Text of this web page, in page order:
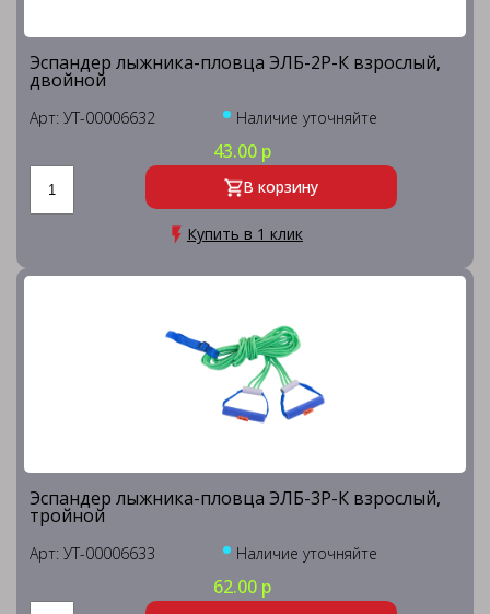
Эспандер лыжника-пловца ЭЛБ-2Р-К взрослый,
двойной
Арт: УТ-00006632 Наличие уточняйте
43.00 р
В корзину
Купить в 1 клик
Эспандер лыжника-пловца ЭЛБ-3Р-К взрослый,
тройной
Арт: УТ-00006633 Наличие уточняйте
62.00 р